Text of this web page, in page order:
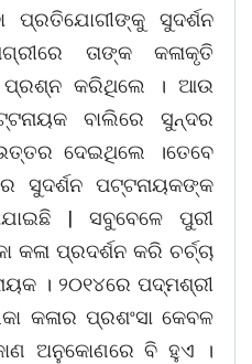
ସୁଦର୍ଶନ
ତାଙ୍କ କଳାକୃତି
ପ୍ରଶ୍ନ କରିଥିଲେ । ଆଉ
ବାଲିରେ ସୁନ୍ଦର
ଦେଇଥିଲେ ।ତେବେ
ସୁଦର୍ଶନ ପଟ୍ଟନାୟକଙ୍କ
| ସବୁବେଳେ ପୁରୀ
କଳା ପ୍ରଦର୍ଶନ କରି ଚର୍ଚ୍ଚା
। ୨୦୧୪ରେ ପଦ୍ମଶ୍ରୀ
କଳାର ପ୍ରଶଂସା କେବଳ
ଅନୁକୋଣରେ ବି ହୁଏ ।